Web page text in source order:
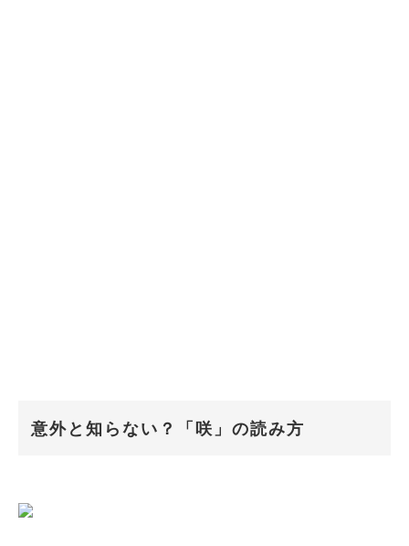
意外と知らない？「咲」の読み方